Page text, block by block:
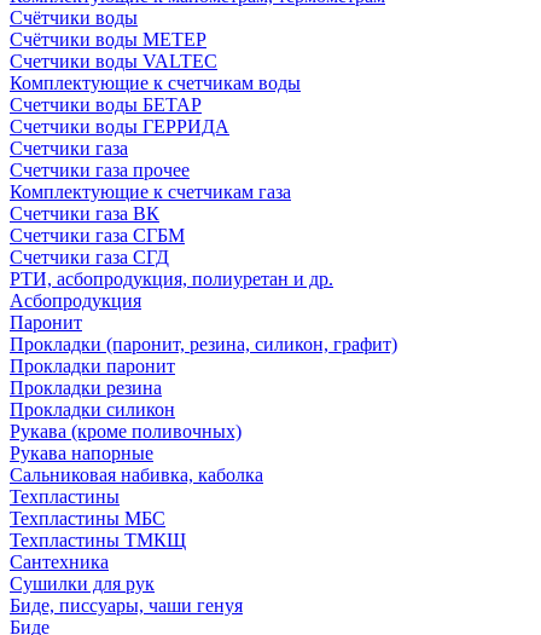
Счётчики воды
Счётчики воды МЕТЕР
Счетчики воды VALTEC
Комплектующие к счетчикам воды
Счетчики воды БЕТАР
Счетчики воды ГЕРРИДА
Счетчики газа
Счетчики газа прочее
Комплектующие к счетчикам газа
Счетчики газа ВК
Счетчики газа СГБМ
Счетчики газа СГД
РТИ, асбопродукция, полиуретан и др.
Асбопродукция
Паронит
Прокладки (паронит, резина, силикон, графит)
Прокладки паронит
Прокладки резина
Прокладки силикон
Рукава (кроме поливочных)
Рукава напорные
Сальниковая набивка, каболка
Техпластины
Техпластины МБС
Техпластины ТМКЩ
Сантехника
Сушилки для рук
Биде, писсуары, чаши генуя
Биде